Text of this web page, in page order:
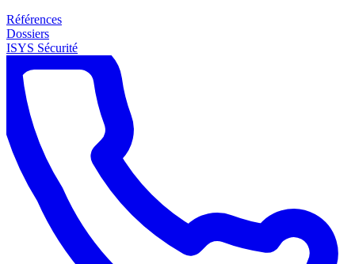
Références
Dossiers
ISYS Sécurité